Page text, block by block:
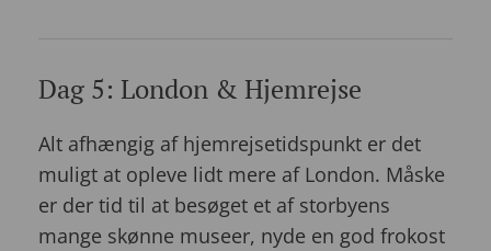
Dag 5: London & Hjemrejse
Alt afhængig af hjemrejsetidspunkt er det
muligt at opleve lidt mere af London. Måske
er der tid til at besøget et af storbyens
mange skønne museer, nyde en god frokost